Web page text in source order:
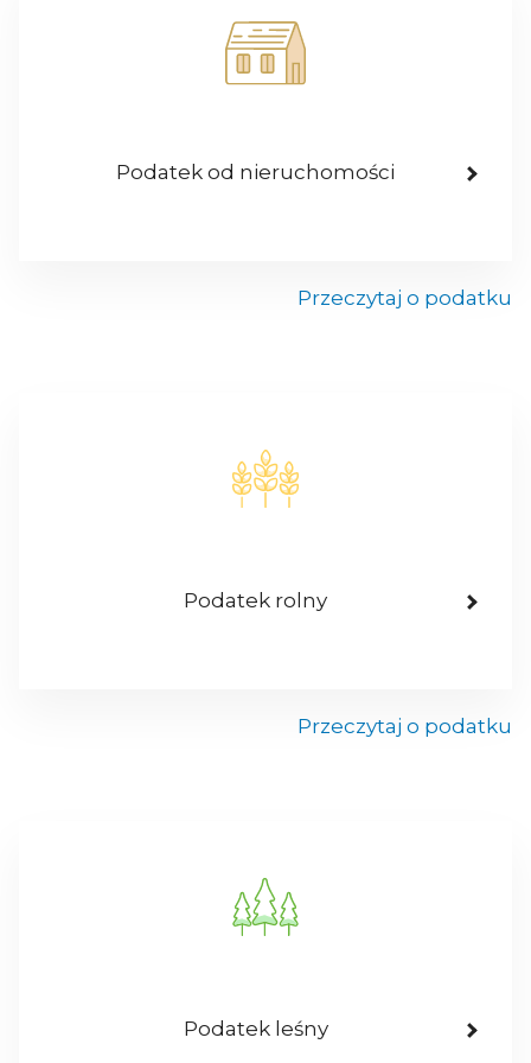
Podatek od nieruchomości
Przeczytaj o podatku
Podatek rolny
Przeczytaj o podatku
Podatek leśny